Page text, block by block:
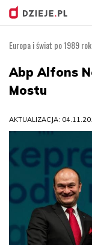
Europa i świat po 1989
Abp Alfons
Mostu
AKTUALIZACJA: